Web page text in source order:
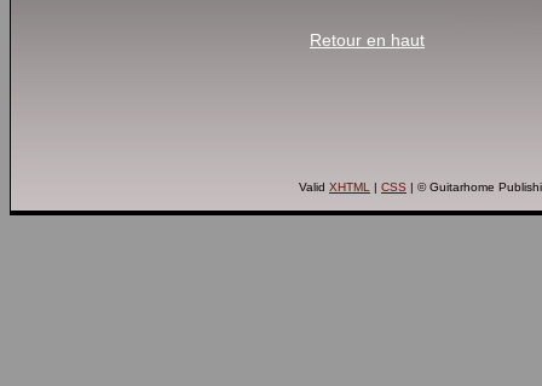
Retour en haut
Valid XHTML | CSS | © Guitarhome